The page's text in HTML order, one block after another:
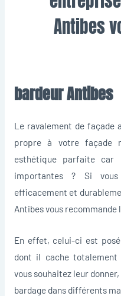
Antibes
bardeur Antibes
Le ravalement de façade
propre à votre façade
esthétique parfaite car
importantes ? Si
efficacement et
Antibes vous recommande
En effet, celui-ci est
dont il cache totalement
vous souhaitez leur
bardage dans différents